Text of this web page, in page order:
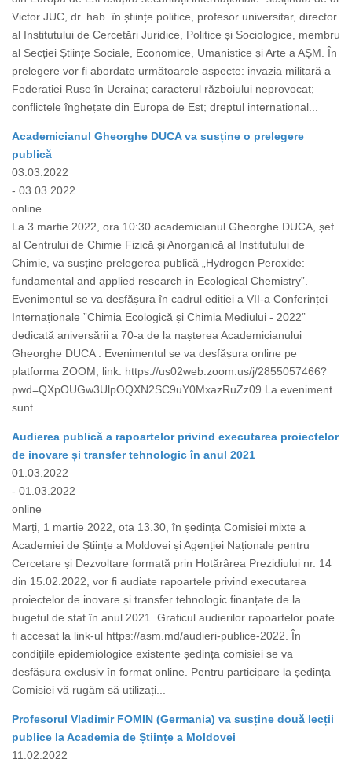
Victor JUC, dr. hab. în științe politice, profesor universitar, director
al Institutului de Cercetări Juridice, Politice și Sociologice, membru
al Secției Științe Sociale, Economice, Umanistice și Arte a AȘM. În
prelegere vor fi abordate următoarele aspecte: invazia militară a
Federației Ruse în Ucraina; caracterul războiului neprovocat;
conflictele înghețate din Europa de Est; dreptul internațional...
Academicianul Gheorghe DUCA va susține o prelegere
publică
03.03.2022
- 03.03.2022
online
La 3 martie 2022, ora 10:30 academicianul Gheorghe DUCA, șef
al Centrului de Chimie Fizică și Anorganică al Institutului de
Chimie, va susține prelegerea publică „Hydrogen Peroxide:
fundamental and applied research in Ecological Chemistry”.
Evenimentul se va desfășura în cadrul ediției a VII-a Conferinței
Internaționale ”Chimia Ecologică și Chimia Mediului - 2022”
dedicată aniversării a 70-a de la nașterea Academicianului
Gheorghe DUCA . Evenimentul se va desfășura online pe
platforma ZOOM, link: https://us02web.zoom.us/j/2855057466?
pwd=QXpOUGw3UlpOQXN2SC9uY0MxazRuZz09 La eveniment
sunt...
Audierea publică a rapoartelor privind executarea proiectelor
de inovare și transfer tehnologic în anul 2021
01.03.2022
- 01.03.2022
online
Marți, 1 martie 2022, ota 13.30, în ședința Comisiei mixte a
Academiei de Științe a Moldovei și Agenției Naționale pentru
Cercetare și Dezvoltare formată prin Hotărârea Prezidiului nr. 14
din 15.02.2022, vor fi audiate rapoartele privind executarea
proiectelor de inovare și transfer tehnologic finanțate de la
bugetul de stat în anul 2021. Graficul audierilor rapoartelor poate
fi accesat la link-ul https://asm.md/audieri-publice-2022. În
condițiile epidemiologice existente ședința comisiei se va
desfășura exclusiv în format online. Pentru participare la ședința
Comisiei vă rugăm să utilizați...
Profesorul Vladimir FOMIN (Germania) va susține două lecții
publice la Academia de Științe a Moldovei
11.02.2022